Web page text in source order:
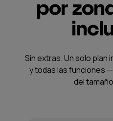
por
Sin extras. Un solo plan
y todas las funciones
del